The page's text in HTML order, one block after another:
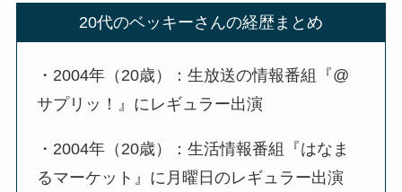
20代のベッキーさんの経歴まとめ
・2004年（20歳）：生放送の情報番組『@
サプリッ！』にレギュラー出演
・2004年（20歳）：生活情報番組『はなま
るマーケット』に月曜日のレギュラー出演